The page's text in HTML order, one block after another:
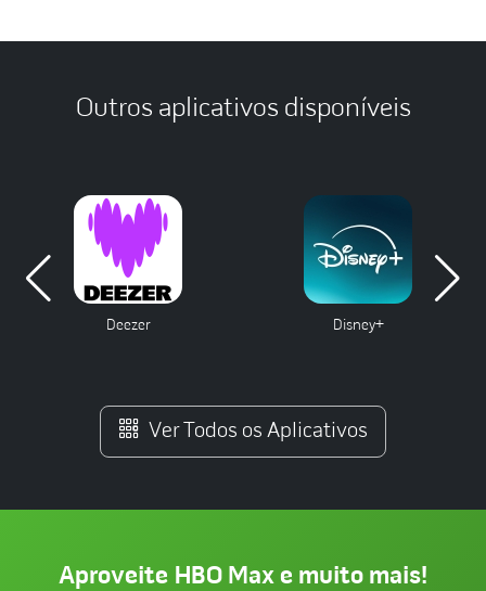
Outros aplicativos disponíveis
Deezer Disney+
Ver Todos os Aplicativos
Aproveite HBO Max e muito mais!